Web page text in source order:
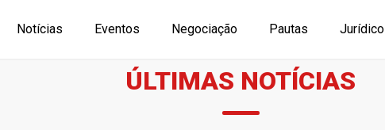
Notícias Eventos Negociação Pautas Jurídico
ÚLTIMAS NOTÍCIAS